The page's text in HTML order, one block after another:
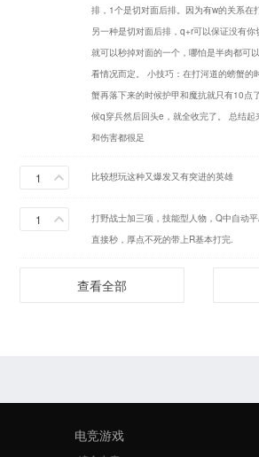
排，1个是切对面后排。因为有w的关系在
另一种是切对面后排，q+r可以保证没有
就可以秒掉对面的一个，哪怕是半肉都可
看情况而定。 小技巧：在打河道的螃蟹的
蟹再落下来的时候护甲和魔抗就只有10点
候q穿兵然后回头e，就全收完了。 总结
和伤害都很足
1 比较想玩这种又爆发又有突进的英雄
1
打野战士加三项，技能型人物，Q中自动
直接秒，厚点不死的带上R基本打完.
查看全部
电竞游戏